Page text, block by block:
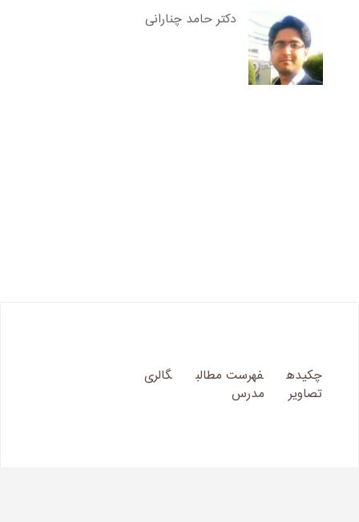
دکتر حامد چنارانی
چکیده فهرست مطالب
گالری
تصاویر
مدرس